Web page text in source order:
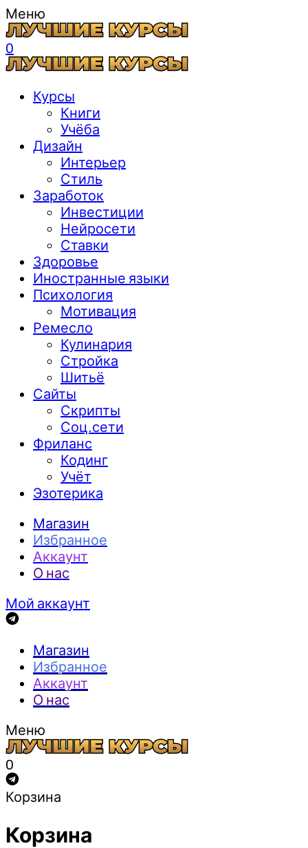
Меню
0
Курсы
Книги
Учёба
Дизайн
Интерьер
Стиль
Заработок
Инвестиции
Нейросети
Ставки
Здоровье
Иностранные языки
Психология
Мотивация
Ремесло
Кулинария
Стройка
Шитьё
Сайты
Скрипты
Соц.сети
Фриланс
Кодинг
Учёт
Эзотерика
Магазин
Избранное
Аккаунт
О нас
Мой аккаунт
Магазин
Избранное
Аккаунт
О нас
Меню
0
Корзина
Корзина